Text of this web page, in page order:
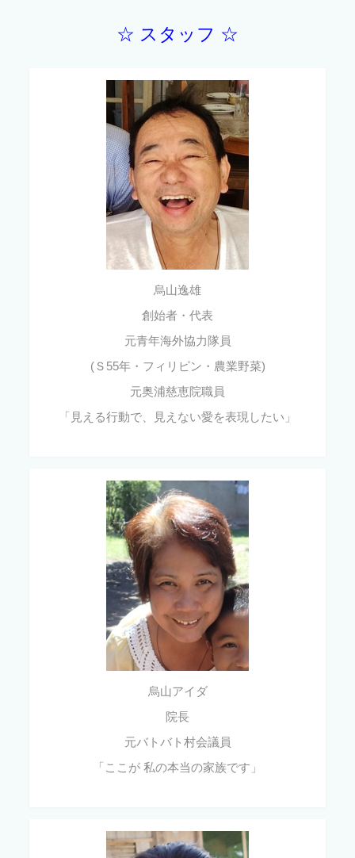
☆ スタッフ ☆
烏山逸雄
創始者・代表
元青年海外協力隊員
(Ｓ55年・フィリピン・農業野菜)
元奥浦慈恵院職員
「見える行動で、見えない愛を表現したい」
烏山アイダ
院長
元バトバト村会議員
「ここが 私の本当の家族です」